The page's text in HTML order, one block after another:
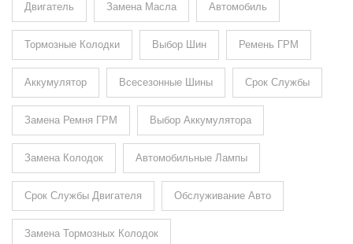
Двигатель Замена Масла Автомобиль
Тормозные Колодки Выбор Шин Ремень ГРМ
Аккумулятор Всесезонные Шины Срок Службы
Замена Ремня ГРМ Выбор Аккумулятора
Замена Колодок Автомобильные Лампы
Срок Службы Двигателя Обслуживание Авто
Замена Тормозных Колодок